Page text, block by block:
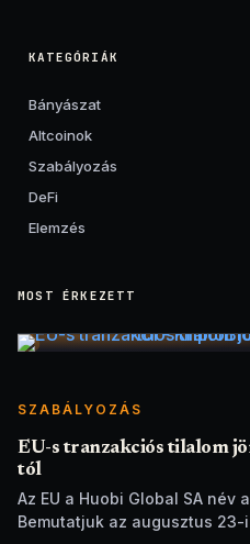
KATEGÓRIÁK
Bányászat
Altcoinok
Szabályozás
DeFi
Elemzés
MOST ÉRKEZETT
SZABÁLYOZÁS
EU-s tranzakciós tilalom
tól
Az EU a Huobi Global SA név
Bemutatjuk az augusztus